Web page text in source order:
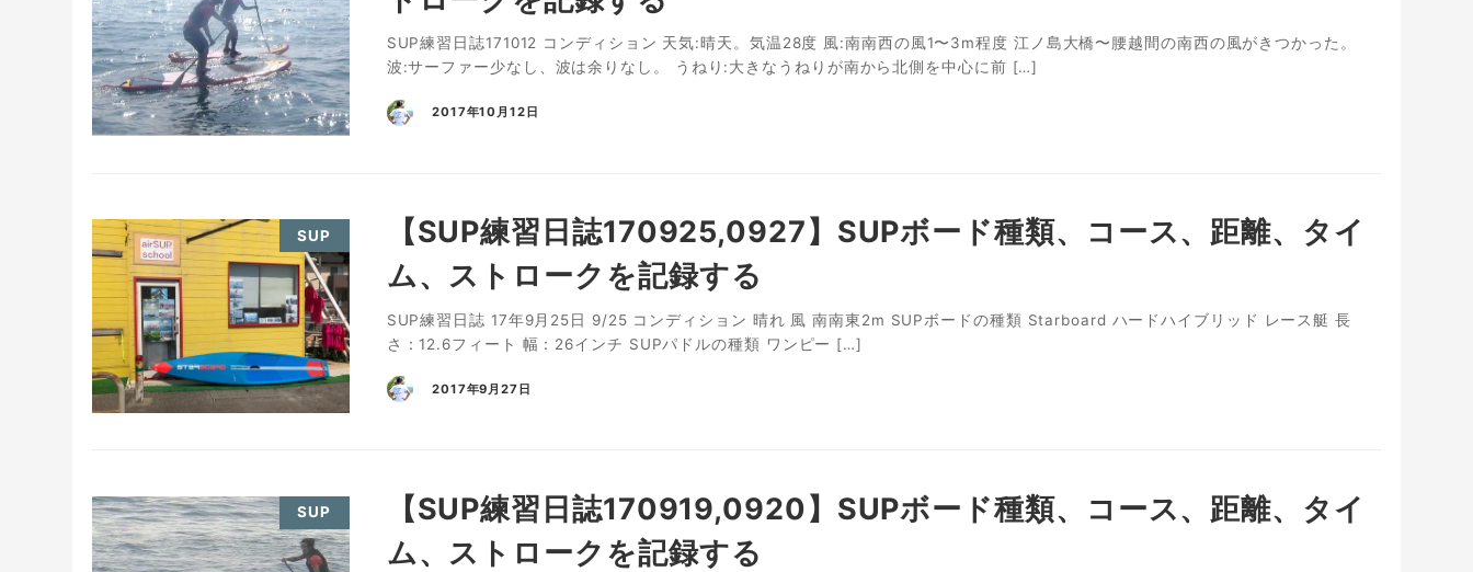
SUP練習日誌171012 コンディション 天気:晴天。気温28度 風:南南西の風1〜3m程度 江ノ島大橋〜腰越間の南西の風がきつかった。
波:サーファー少なし、波は余りなし。 うねり:大きなうねりが南から北側を中心に前 […]
2017年10月12日
SUP
【SUP練習日誌170925,0927】SUPボード種類、コース、距離、タイ
ム、ストロークを記録する
SUP練習日誌 17年9月25日 9/25 コンディション 晴れ 風 南南東2m SUPボードの種類 Starboard ハードハイブリッド レース艇 長
さ：12.6フィート 幅：26インチ SUPパドルの種類 ワンピー […]
2017年9月27日
SUP
【SUP練習日誌170919,0920】SUPボード種類、コース、距離、タイ
ム、ストロークを記録する